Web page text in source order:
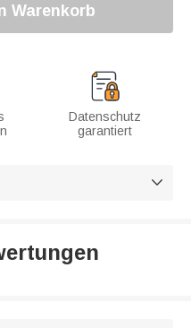
Warenkorb
Datenschutz
garantiert
